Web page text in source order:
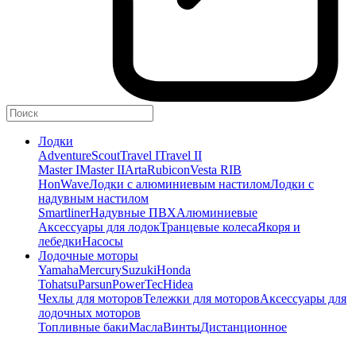
Лодки
AdventureScoutTravel ITravel II
Master IMaster IIArtaRubiconVesta RIB
HonWaveЛодки с алюминиевым настиломЛодки с
надувным настилом
SmartlinerНадувные ПВХАлюминиевые
Аксессуары для лодокТранцевые колесаЯкоря и
лебедкиНасосы
Лодочные моторы
YamahaMercurySuzukiHonda
TohatsuParsunPowerTecHidea
Чехлы для моторовТележки для моторовАксессуары для
лодочных моторов
Топливные бакиМаслаВинтыДистанционное